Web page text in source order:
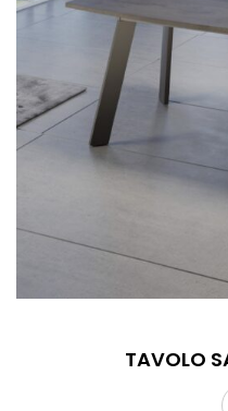
TAVOLO